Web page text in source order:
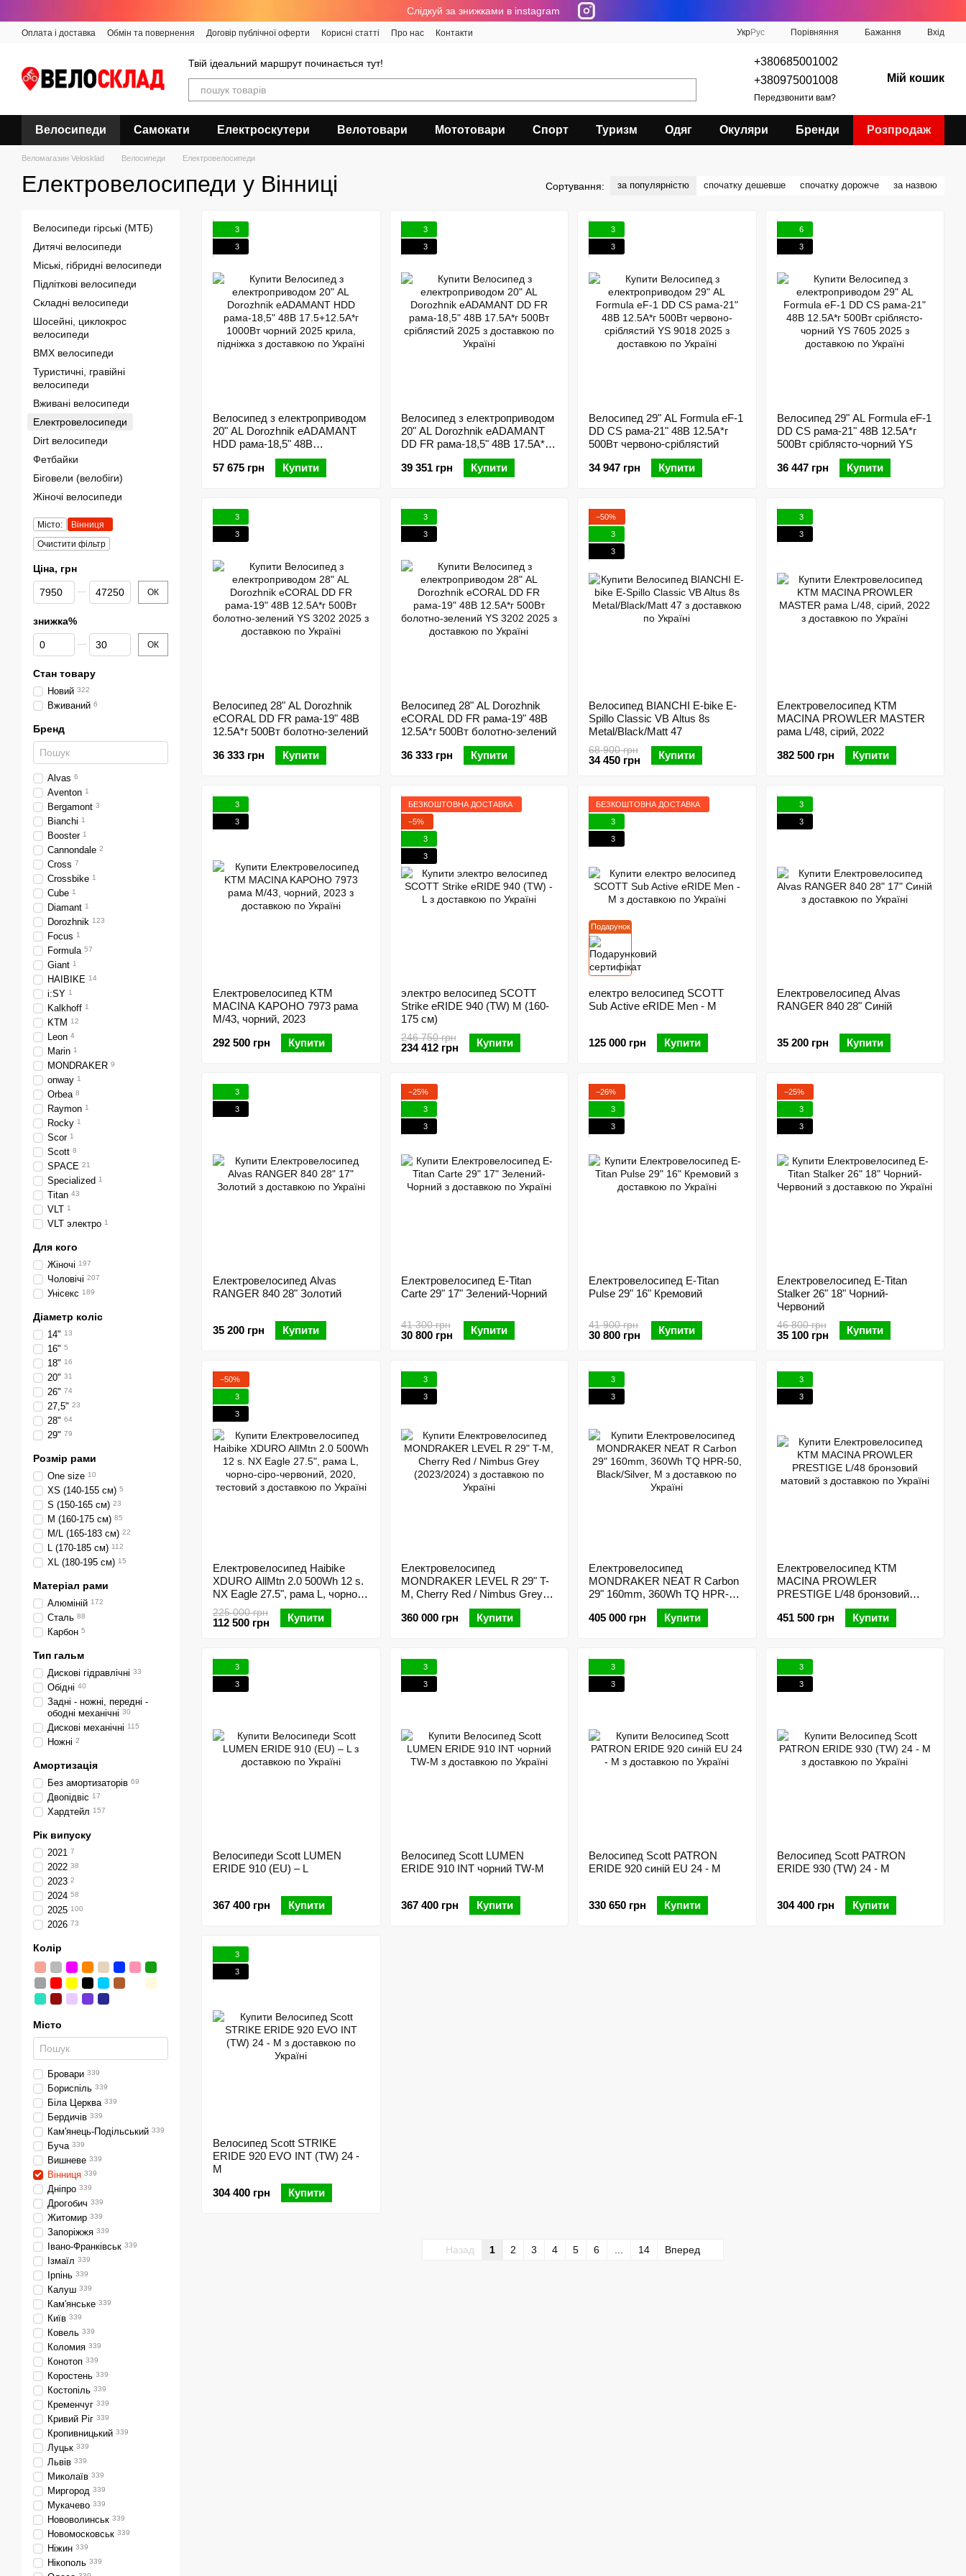
Cлідкуй за знижками в instagram
Оплата і доставка Обмін та повернення Договір публічної оферти Корисні статті Про нас Контакти УкрРус Порівняння Бажання Вхід
Твій ідеальний маршрут починається тут!
+380685001002
+380975001008
Передзвонити вам?
Мій кошик
Велосипеди Самокати Електроскутери Велотовари Мототовари Спорт Туризм Одяг Окуляри Бренди Розпродаж
Веломагазин Velosklad Велосипеди Електровелосипеди
Електровелосипеди у Вінниці Сортування: за популярністю спочатку дешевше спочатку дорожче за назвою
3
3
Велосипед з електроприводом
20" AL Dorozhnik eADAMANT
HDD рама-18,5" 48B
17.5+12.5А*г 1000Вт чорний
2025 крила, підніжка
57 675 грн Купити
3
3
Велосипед з електроприводом
20" AL Dorozhnik eADAMANT
DD FR рама-18,5" 48B 17.5А*г
500Вт срiблястий 2025
39 351 грн
Купити
3
3
Велосипед 29" AL Formula eF-1
DD CS рама-21" 48B 12.5А*г
500Вт червоно-сріблястий
34 947 грн
Купити
6
3
Велосипед 29" AL Formula eF-1
DD CS рама-21" 48B 12.5А*г
500Вт сріблясто-чорний YS
36 447 грн
Купити
3
3
Велосипед 28" AL Dorozhnik
eCORAL DD FR рама-19" 48B
12.5А*г 500Вт болотно-зелений
36 333 грн
Купити
3
3
Велосипед 28" AL Dorozhnik
eCORAL DD FR рама-19" 48B
12.5А*г 500Вт болотно-зелений
36 333 грн
Купити
−50%
3
3
Велосипед BIANCHI E-bike E-
Spillo Classic VB Altus 8s
Metal/Black/Matt 47
68 900 грн
34 450 грн Купити
3
3
Електровелосипед KTM
MACINA PROWLER MASTER
рама L/48, сірий, 2022
382 500 грн
Купити
3
3
Електровелосипед KTM
MACINA KAPOHO 7973 рама
M/43, чорний, 2023
292 500 грн
Купити
БЕЗКОШТОВНА ДОСТАВКА
−5%
3
3
электро велосипед SCOTT
Strike eRIDE 940 (TW) M (160-
175 см)
246 750 грн
234 412 грн Купити
Подарунок
БЕЗКОШТОВНА ДОСТАВКА
3
3
електро велосипед SCOTT
Sub Active eRIDE Men - M
125 000 грн Купити
3
3
Електровелосипед Alvas
RANGER 840 28" Синій
35 200 грн Купити
3
3
Електровелосипед Alvas
RANGER 840 28" Золотий
35 200 грн Купити
−25%
3
3
Електровелосипед E-Titan
Carte 29" 17" Зелений-Чорний
41 300 грн
30 800 грн Купити
−26%
3
3
Електровелосипед E-Titan
Pulse 29" 16" Кремовий
41 900 грн
30 800 грн Купити
−25%
3
3
Електровелосипед E-Titan
Stalker 26" 18" Чорний-
Червоний
46 800 грн
35 100 грн Купити
−50%
3
3
Електровелосипед Haibike
XDURO AllMtn 2.0 500Wh 12 s.
NX Eagle 27.5", рама L, чорно-
сіро-червоний, 2020, тестовий
225 000 грн
112 500 грн Купити
3
3
Електровелосипед
MONDRAKER LEVEL R 29" T-
M, Cherry Red / Nimbus Grey
360 000 грн
Купити
3
3
Електровелосипед
MONDRAKER NEAT R Carbon
29" 160mm, 360Wh TQ HPR-50,
405 000 грн
Купити
3
3
Електровелосипед KTM
MACINA PROWLER
PRESTIGE L/48 бронзовий
451 500 грн
Купити
3
3
Велосипеди Scott LUMEN
ERIDE 910 (EU) – L
367 400 грн Купити
3
3
Велосипед Scott LUMEN
ERIDE 910 INT чорний TW-M
367 400 грн Купити
3
3
Велосипед Scott PATRON
ERIDE 920 синій EU 24 - M
330 650 грн Купити
3
3
Велосипед Scott PATRON
ERIDE 930 (TW) 24 - M
304 400 грн Купити
3
3
Велосипед Scott STRIKE
ERIDE 920 EVO INT (TW) 24 -
M
304 400 грн
Купити
Назад 1 2 3 4 5 6 14 Вперед
Велосипеди гірські (МТБ)
Дитячі велосипеди
Міські, гібридні велосипеди
Підліткові велосипеди
Складні велосипеди
Шосейні, циклокрос
велосипеди
BMX велосипеди
Туристичні, гравійні
велосипеди
Вживані велосипеди
Електровелосипеди
Dirt велосипеди
Фетбайки
Біговели (велобіги)
Жіночі велосипеди
Місто:
Вінниця
Очистити фільтр
Ціна, грн
Від Ціна, грн
До Ціна, грн ОК
знижка%
Від знижка%
До знижка% ОК
Стан товару
Новий 322
Вживаний 6
Бренд
Alvas 6
Aventon 1
Bergamont 3
Bianchi 1
Booster 1
Cannondale 2
Cross 7
Crossbike 1
Cube 1
Diamant 1
Dorozhnik 123
Focus 1
Formula 57
Giant 1
HAIBIKE 14
i:SY 1
Kalkhoff 1
KTM 12
Leon 4
Marin 1
MONDRAKER 9
onway 1
Orbea 8
Raymon 1
Rocky 1
Scor 1
Scott 8
SPACE 21
Specialized 1
Titan 43
VLT 1
VLT электро 1
Для кого
Жіночі 197
Чоловічі 207
Унісекс 189
Діаметр коліс
14" 13
16" 5
18" 16
20" 31
26" 74
27,5" 23
28" 64
29" 79
Розмір рами
One size 10
XS (140-155 см) 5
S (150-165 см) 23
M (160-175 см) 85
M/L (165-183 см) 22
L (170-185 см) 112
XL (180-195 см) 15
Матеріал рами
Алюміній 172
Сталь 88
Карбон 5
Тип гальм
Дискові гідравлічні 33
Обідні 40
Задні - ножні, передні -
ободні механічні 30
Дискові механічні 115
Ножні 2
Амортизація
Без амортизаторів 69
Двопідвіс 17
Хардтейл 157
Рік випуску
2021 7
2022 38
2023 2
2024 58
2025 100
2026 73
Колір
Місто
Бровари 339
Бориспіль 339
Біла Церква 339
Бердичів 339
Кам'янець-Подільський 339
Буча 339
Вишневе 339
Вінниця 339
Дніпро 339
Дрогобич 339
Житомир 339
Запоріжжя 339
Івано-Франківськ 339
Ізмаїл 339
Ірпінь 339
Калуш 339
Кам'янське 339
Київ 339
Ковель 339
Коломия 339
Конотоп 339
Коростень 339
Костопіль 339
Кременчуг 339
Кривий Ріг 339
Кропивницький 339
Луцьк 339
Львів 339
Миколаїв 339
Миргород 339
Мукачево 339
Нововолинськ 339
Новомосковськ 339
Ніжин 339
Нікополь 339